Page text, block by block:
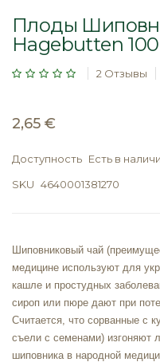
началу
галереи
изображений
Плоды
Hagebutten 100
Рейтинг: 2 Отзывы
2,65 €
Доступность Есть в
SKU 4640001381270
Шиповниковый чай
медицине используют для
кашле и простудных
сироп или пюре дают при
Считается, что сорванные с
съели с семенами) изгоняют
шиповника в народной